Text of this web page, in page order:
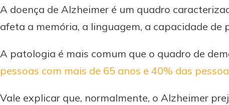
A doença de Alzheimer é um quadro
afeta a memória, a linguagem, a capacidade de
A patologia é mais comum que o quadro de
pessoas com mais de 65 anos e 40% das
Vale explicar que, normalmente, o Alzheimer